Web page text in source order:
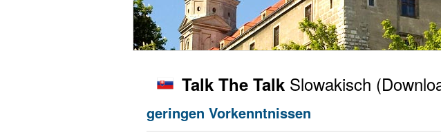
Talk The Talk Slowakisch
geringen Vorkenntnissen